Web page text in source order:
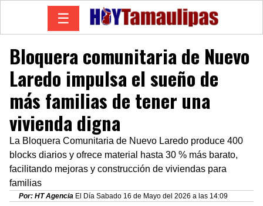
☰
Bloquera comunitaria de Nuevo
Laredo impulsa el sueño de
más familias de tener una
vivienda digna
La Bloquera Comunitaria de Nuevo Laredo produce 400
blocks diarios y ofrece material hasta 30 % más barato,
facilitando mejoras y construcción de viviendas para
familias
Por: HT Agencia El Día Sabado 16 de Mayo del 2026 a las 14:09